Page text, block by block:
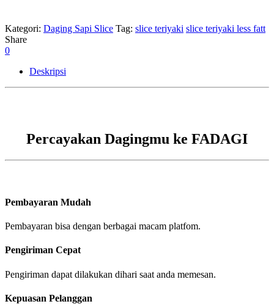
Kategori: Daging Sapi Slice Tag: slice teriyaki slice teriyaki less fatt
Share
0
Deskripsi
Percayakan Dagingmu ke FADAGI
Pembayaran Mudah
Pembayaran bisa dengan berbagai macam platfom.
Pengiriman Cepat
Pengiriman dapat dilakukan dihari saat anda memesan.
Kepuasan Pelanggan